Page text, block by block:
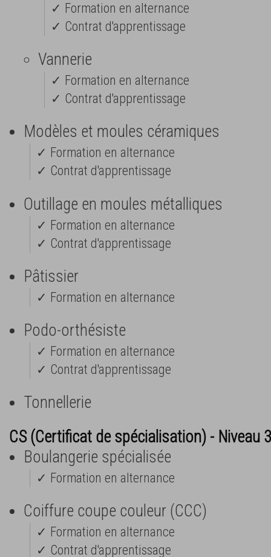
✓ Formation en alternance
✓ Contrat d'apprentissage
Vannerie
✓ Formation en alternance
✓ Contrat d'apprentissage
Modèles et moules céramiques
✓ Formation en alternance
✓ Contrat d'apprentissage
Outillage en moules métalliques
✓ Formation en alternance
✓ Contrat d'apprentissage
Pâtissier
✓ Formation en alternance
Podo-orthésiste
✓ Formation en alternance
✓ Contrat d'apprentissage
Tonnellerie
CS (Certificat de spécialisation) - Niveau 3
Boulangerie spécialisée
✓ Formation en alternance
Coiffure coupe couleur (CCC)
✓ Formation en alternance
✓ Contrat d'apprentissage